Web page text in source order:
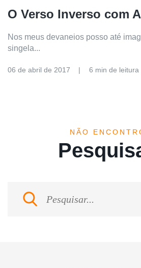
O Verso Inverso com
Nos meus devaneios posso até
singela...
06 de abril de 2017 6 min de leitura
NÃO